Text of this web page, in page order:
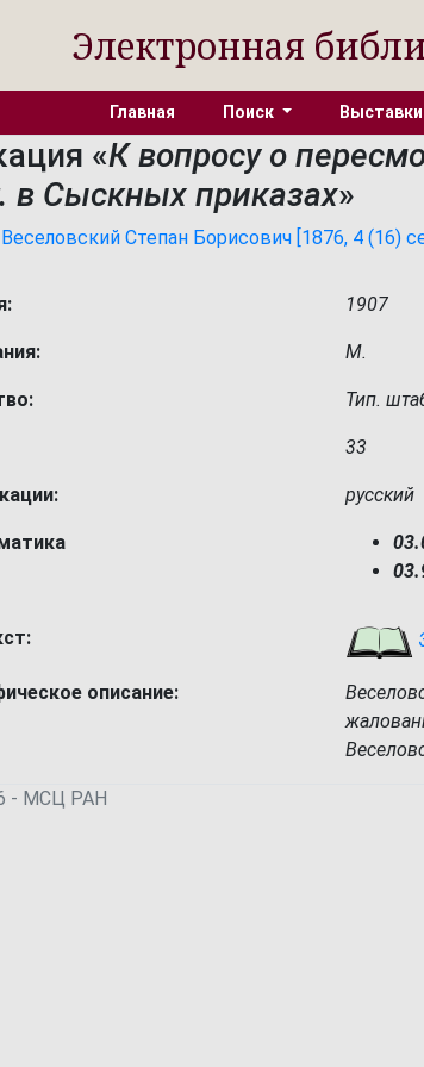
Электронная
Главная Поиск Выставки
«К вопросу о
в Сыскных приказах»
Веселовский Степан Борисович [1876, 4 (16)
1907
М.
Тип.
33
русский
описание:
- МСЦ РАН